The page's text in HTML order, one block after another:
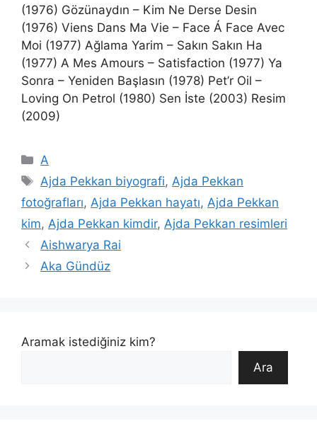
(1976) Gözünaydın – Kim Ne Derse Desin
(1976) Viens Dans Ma Vie – Face Á Face Avec
Moi (1977) Ağlama Yarim – Sakın Sakın Ha
(1977) A Mes Amours – Satisfaction (1977) Ya
Sonra – Yeniden Başlasın (1978) Pet’r Oil –
Loving On Petrol (1980) Sen İste (2003) Resim
(2009)
Kategoriler
A
Etiketler
Ajda Pekkan biyografi, Ajda Pekkan
fotoğrafları, Ajda Pekkan hayatı, Ajda Pekkan
kim, Ajda Pekkan kimdir, Ajda Pekkan resimleri
Aishwarya Rai
Aka Gündüz
Aramak istediğiniz kim?
Ara